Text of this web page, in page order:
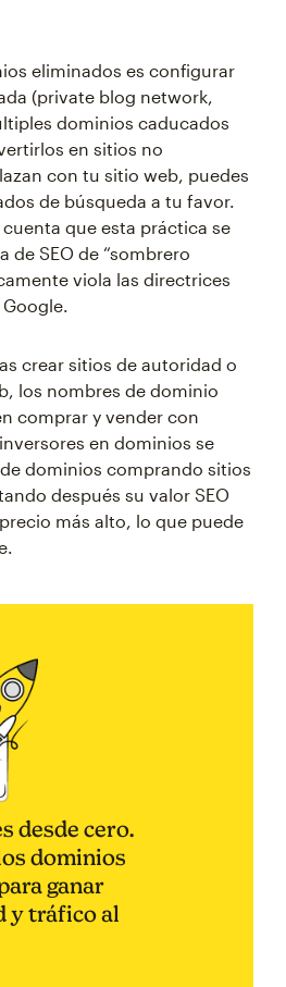
eliminados es configurar
(private blog network,
dominios caducados
en sitios no
con tu sitio web, puedes
de búsqueda a tu favor.
que esta práctica se
de SEO de “sombrero
viola las directrices
crear sitios de autoridad o
los nombres de dominio
comprar y vender con
en dominios se
dominios comprando sitios
después su valor SEO
más alto, lo que puede
desde cero.
dominios
ganar
y tráfico al